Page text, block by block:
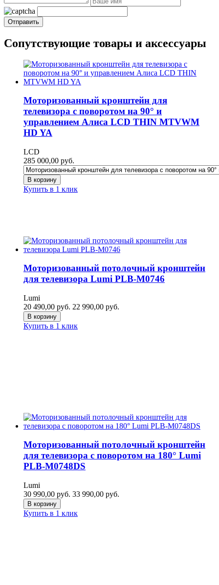
Сопутствующие товары и аксессуары
Моторизованный кронштейн для
телевизора c поворотом на 90° и
управлением Алиса LCD THIN MTVWM
HD YA
LCD
285 000,00 руб.
В корзину
Купить в 1 клик
Моторизованный потолочный кронштейн
для телевизора Lumi PLB-M0746
Lumi
20 490,00 руб. 22 990,00 руб.
В корзину
Купить в 1 клик
Моторизованный потолочный кронштейн
для телевизора c поворотом на 180° Lumi
PLB-M0748DS
Lumi
30 990,00 руб. 33 990,00 руб.
В корзину
Купить в 1 клик